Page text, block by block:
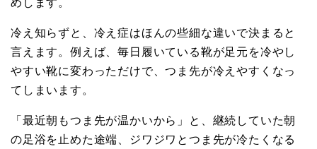
冷え知らずと、冷え症はほんの些細な違いで決まると
言えます。例えば、毎日履いている靴が足元を冷やし
やすい靴に変わっただけで、つま先が冷えやすくなっ
てしまいます。
「最近朝もつま先が温かいから」と、継続していた朝
の足浴を止めた途端、ジワジワとつま先が冷たくなる